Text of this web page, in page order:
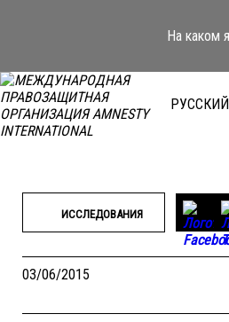
На каком
РУССКИЙ
ИССЛЕДОВАНИЯ
03/06/2015